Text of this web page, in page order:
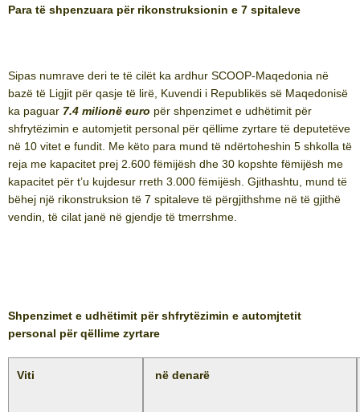
Para të shpenzuara për rikonstruksionin e 7 spitaleve
Sipas numrave deri te të cilët ka ardhur SCOOP-Maqedonia në
bazë të Ligjit për qasje të lirë, Kuvendi i Republikës së Maqedonisë
ka paguar 7.4 milionë euro për shpenzimet e udhëtimit për
shfrytëzimin e automjetit personal për qëllime zyrtare të deputetëve
në 10 vitet e fundit. Me këto para mund të ndërtoheshin 5 shkolla të
reja me kapacitet prej 2.600 fëmijësh dhe 30 kopshte fëmijësh me
kapacitet për t’u kujdesur rreth 3.000 fëmijësh. Gjithashtu, mund të
bëhej një rikonstruksion të 7 spitaleve të përgjithshme në të gjithë
vendin, të cilat janë në gjendje të tmerrshme.
Shpenzimet e udhëtimit për shfrytëzimin e automjtetit
personal për qëllime zyrtare
Viti në denarë